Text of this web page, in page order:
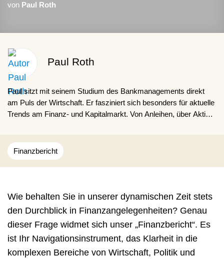
von Paul Roth
Paul Roth
Paul sitzt mit seinem Studium des Bankmanagements direkt
am Puls der Wirtschaft. Er fasziniert sich besonders für aktuelle
Trends am Finanz- und Kapitalmarkt. Von Anleihen, über Aktien,
berichten.
Finanzbericht
Wie behalten Sie in unserer dynamischen Zeit stets
den Durchblick in Finanzangelegenheiten? Genau
dieser Frage widmet sich unser „Finanzbericht“. Es
ist Ihr Navigationsinstrument, das Klarheit in die
komplexen Bereiche von Wirtschaft, Politik und